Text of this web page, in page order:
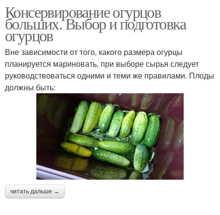
Консервирование огурцов
больших. Выбор и подготовка
огурцов
Вне зависимости от того, какого размера огурцы
планируется мариновать, при выборе сырья следует
руководствоваться одними и теми же правилами. Плоды
должны быть:
читать дальше →